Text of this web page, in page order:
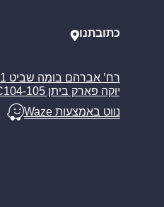
כתובתנו
יוקה פארק ביתן C104-105
נווט באמצעות Waze